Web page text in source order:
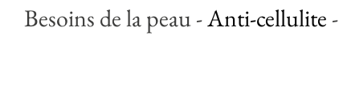
Besoins de la peau-Anti-cellulite -